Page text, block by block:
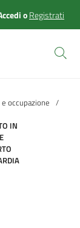
oRegistrati
e occupazione /
IN